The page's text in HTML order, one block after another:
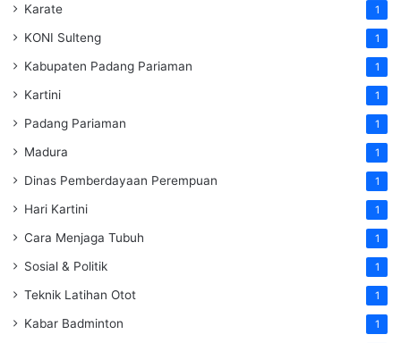
Karate 1
KONI Sulteng 1
Kabupaten Padang Pariaman 1
Kartini 1
Padang Pariaman 1
Madura 1
Dinas Pemberdayaan Perempuan 1
Hari Kartini 1
Cara Menjaga Tubuh 1
Sosial & Politik 1
Teknik Latihan Otot 1
Kabar Badminton 1